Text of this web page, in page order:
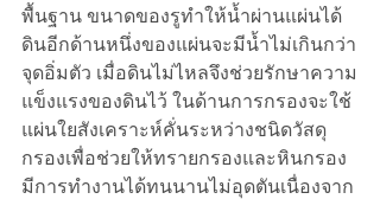
พื้นฐาน ขนาดของรูทำให้น้ำผ่านแผ่นได้
ดินอีกด้านหนึ่งของแผ่นจะมีน้ำไม่เกินกว่า
จุดอิ่มตัว เมื่อดินไม่ไหลจึงช่วยรักษาความ
แข็งแรงของดินไว้ ในด้านการกรองจะใช้
แผ่นใยสังเคราะห์คั่นระหว่างชนิดวัสดุ
กรองเพื่อช่วยให้ทรายกรองและหินกรอง
มีการทำงานได้ทนนานไม่อุดตันเนื่องจาก